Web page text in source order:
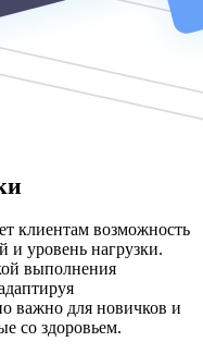
клиентам возможность
и уровень нагрузки.
выполнения
важно для новичков и
со здоровьем.